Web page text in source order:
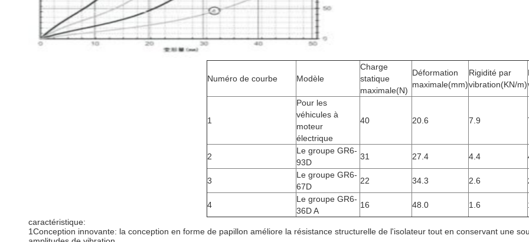
Numéro de courbe Modèle
Charge
statique
maximale(N)
Déformation
maximale(mm)
Rigidité par
vibration(KN/m)
1
Pour les
véhicules à
moteur
électrique
40 20.6 7.9
2
Le groupe GR6-
93D
31 27.4 4.4
3
Le groupe GR6-
67D
22 34.3 2.6
4
Le groupe GR6-
36D A
16 48.0 1.6
caractéristique:
1Conception innovante: la conception en forme de papillon améliore la résistance structurelle de l'isolateur tout en conservant une